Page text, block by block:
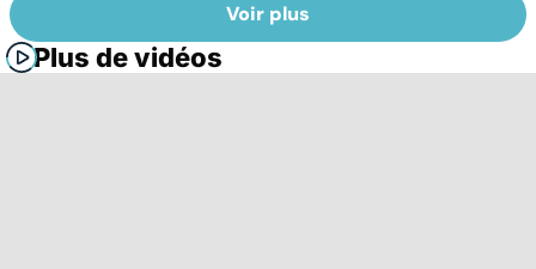
Voir plus
Plus de vidéos